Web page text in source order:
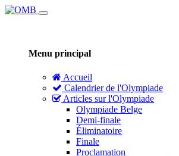
Menu principal
Accueil
Calendrier de l'Olympiade
Articles sur l'Olympiade
Olympiade Belge
Demi-finale
Éliminatoire
Finale
Proclamation